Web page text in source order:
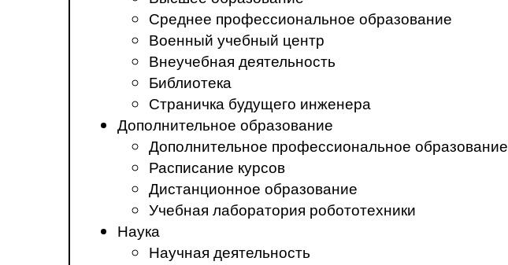
Среднее профессиональное образование
Военный учебный центр
Внеучебная деятельность
Библиотека
Страничка будущего инженера
Дополнительное образование
Дополнительное профессиональное образование
Расписание курсов
Дистанционное образование
Учебная лаборатория робототехники
Наука
Научная деятельность